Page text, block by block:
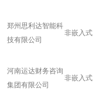
郑州思利达智能科
技有限公司
非嵌入式
河南运达财务咨询
集团有限公司
非嵌入式